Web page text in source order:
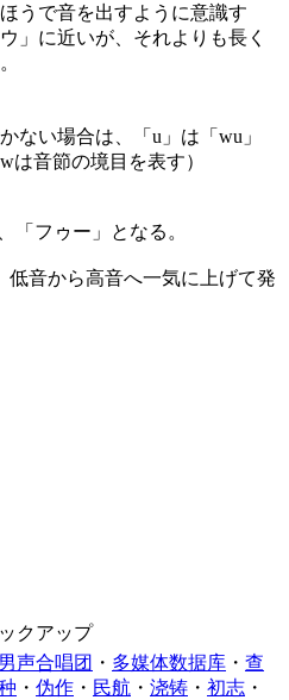
うで音を出すように意識す
」に近いが、それよりも長く
ない場合は、「u」は「wu」
は音節の境目を表す）
「フゥー」となる。
低音から高音へ一気に上げて発
クアップ
男声合唱团 ・ 多媒体数据库 ・ 查
・ 伪作 ・ 民航 ・ 浇铸 ・ 初志 ・